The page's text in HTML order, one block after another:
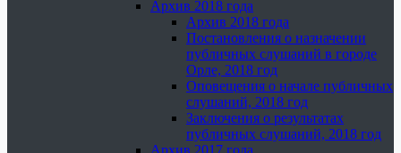
Архив 2018 года
Архив 2018 года
Постановления о назначении
публичных слушаний в городе
Орле, 2018 год
Оповещения о начале публичных
слушаний, 2018 год
Заключения о результатах
публичных слушаний, 2018 год
Архив 2017 года